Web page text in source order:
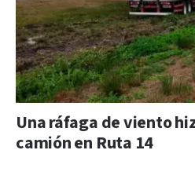
Una ráfaga de viento
camión en Ruta 14